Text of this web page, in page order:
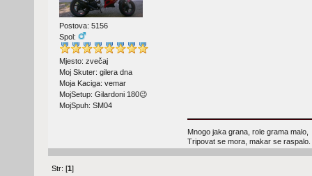
Postova: 5156
Spol:
Mjesto: zvečaj
Moj Skuter: gilera dna
Moja Kaciga: vemar
MojSetup: Gilardoni 180😉
MojSpuh: SM04
Mnogo jaka grana, role grama malo,
Tripovat se mora, makar se raspalo.
Str: [1]